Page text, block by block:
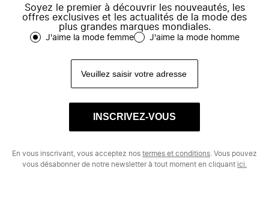
Soyez le premier à découvrir les nouveautés, les
offres exclusives et les actualités de la mode des
plus grandes marques mondiales.
J'aime la mode femme J'aime la mode homme
INSCRIVEZ-VOUS
En vous inscrivant, vous acceptez nos termes et conditions . Vous pouvez
vous désabonner de notre newsletter à tout moment en cliquant ici.